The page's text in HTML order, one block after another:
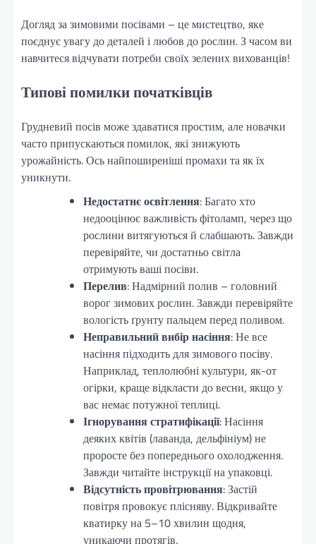
Догляд за зимовими посівами – це мистецтво, яке
поєднує увагу до деталей і любов до рослин. З часом ви
навчитеся відчувати потреби своїх зелених вихованців!
Типові помилки початківців
Грудневий посів може здаватися простим, але новачки
часто припускаються помилок, які знижують
урожайність. Ось найпоширеніші промахи та як їх
уникнути.
Недостатнє освітлення: Багато хто
недооцінює важливість фітоламп, через що
рослини витягуються й слабшають. Завжди
перевіряйте, чи достатньо світла
отримують ваші посіви.
Перелив: Надмірний полив – головний
ворог зимових рослин. Завжди перевіряйте
вологість ґрунту пальцем перед поливом.
Неправильний вибір насіння: Не все
насіння підходить для зимового посіву.
Наприклад, теплолюбні культури, як-от
огірки, краще відкласти до весни, якщо у
вас немає потужної теплиці.
Ігнорування стратифікації: Насіння
деяких квітів (лаванда, дельфініум) не
проросте без попереднього охолодження.
Завжди читайте інструкції на упаковці.
Відсутність провітрювання: Застій
повітря провокує плісняву. Відкривайте
кватирку на 5–10 хвилин щодня,
уникаючи протягів.